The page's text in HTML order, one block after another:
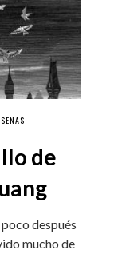
de
después
mucho de